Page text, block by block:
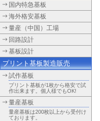
国内特急基板
海外格安基板
量産（中国）工場
回路設計
基板設計
プリント基板製造販売
試作基板
プリント基板が1枚から格安で試
作出来ます。個人様でもOK!
量産基板
量産基板は200枚以上から受付け
ております。